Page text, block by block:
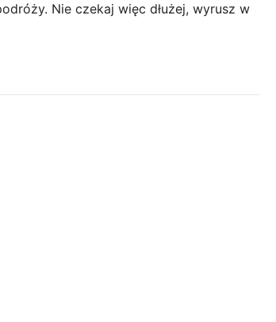
Nie czekaj więc dłużej, wyrusz w